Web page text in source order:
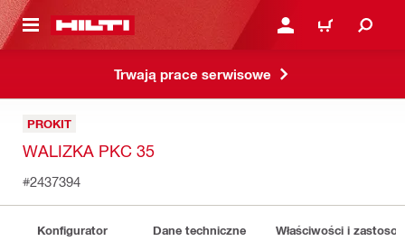
GŁÓWNEJ ZALOGUJ SIĘ LUB
KOSZYK
Trwają prace serwisowe
PROKIT
WALIZKA PKC 35
#2437394
Konfigurator Dane techniczne Właściwości i